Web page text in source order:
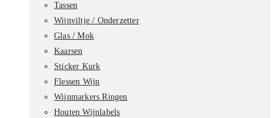
Tassen
Wijnviltje / Onderzetter
Glas / Mok
Kaarsen
Sticker Kurk
Flessen Wijn
Wijnmarkers Ringen
Houten Wijnlabels